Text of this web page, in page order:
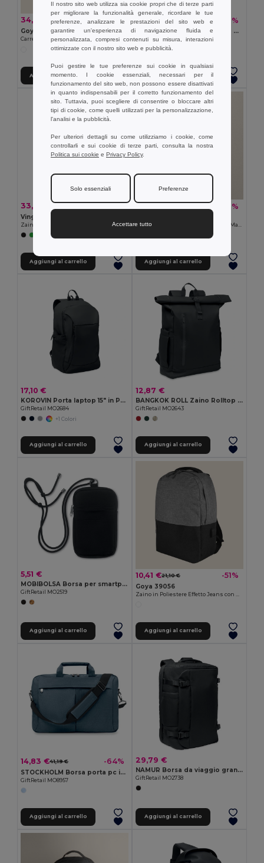
34,69 €62,43 € -44%
Goya 29025
Carrello per laptop
Aggiungi al carrello
5,89 € 6,37 € -7%
DEOPAD Custodia protettiva per laptop
GiftRetail IT3561
Aggiungi al carrello
33,33 € -28%
Vinga V5018
Zaino/borsa bicicletta VINGA Baltimore RCS
Aggiungi al carrello
10,15 € -41%
Borsa Conferenza Cotone Riciclato, Manico Regolabile PAMBA
Aggiungi al carrello
17,10 €
KOROVIN Porta laptop 15" in PU morbido
GiftRetail MO2684
+1 Colori
Aggiungi al carrello
12,87 €
BANGKOK ROLL Zaino Rolltop per laptop 600D
GiftRetail MO2643
Aggiungi al carrello
5,51 €
MOBIBOLSA Borsa per smartphone cross body
GiftRetail MO2519
Aggiungi al carrello
10,41 €21,10 € -51%
Goya 39056
Aggiungi al carrello
14,83 €41,19 € -64%
STOCKHOLM Borsa porta pc in poliestere 360d
GiftRetail MO8957
Aggiungi al carrello
29,79 €
NAMUR Borsa da viaggio grande
GiftRetail MO2738
Aggiungi al carrello
Il nostro sito web utilizza sia cookie propri che di terze parti
per migliorare la funzionalità generale, ricordare le tue
preferenze, analizzare le prestazioni del sito web e
garantire un'esperienza di navigazione fluida e
personalizzata, compresi contenuti su misura, interazioni
ottimizzate con il nostro sito web e pubblicità.
Puoi gestire le tue preferenze sui cookie in qualsiasi
momento. I cookie essenziali, necessari per il
funzionamento del sito web, non possono essere disattivati
in quanto indispensabili per il corretto funzionamento del
sito. Tuttavia, puoi scegliere di consentire o bloccare altri
tipi di cookie, come quelli utilizzati per la personalizzazione,
l'analisi e la pubblicità.
Per ulteriori dettagli su come utilizziamo i cookie, come
controllarli e sui cookie di terze parti, consulta la nostra
Politica sui cookie e Privacy Policy.
Solo essenziali Preferenze
Accettare tutto